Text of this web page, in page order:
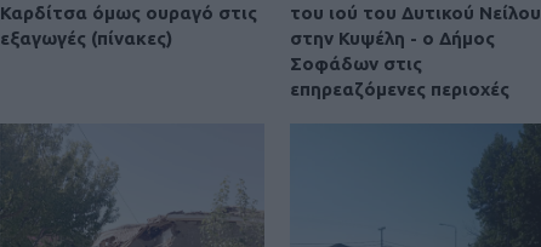
Καρδίτσα όμως ουραγό στις
εξαγωγές (πίνακες)
του ιού του Δυτικού Νείλου
στην Κυψέλη - ο Δήμος
Σοφάδων στις
επηρεαζόμενες περιοχές